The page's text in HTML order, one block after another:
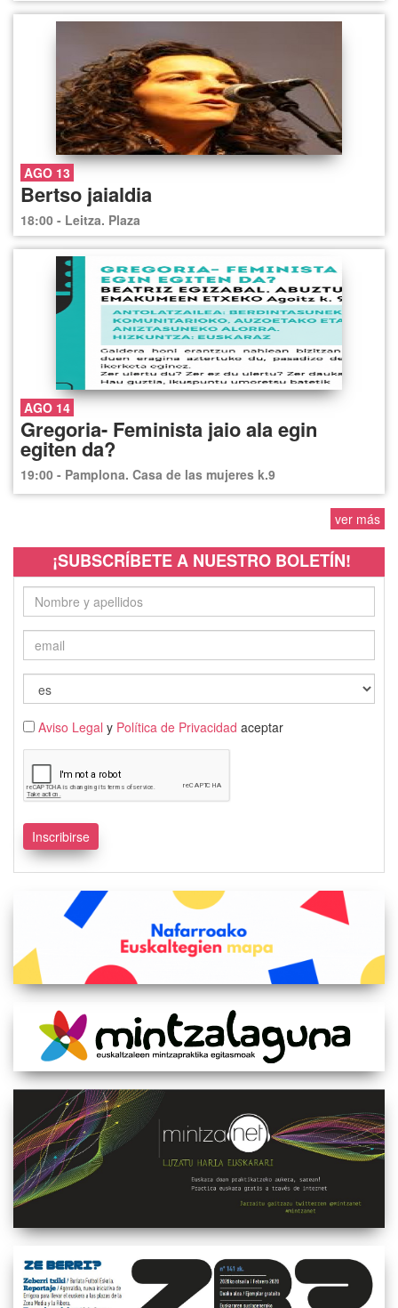
AGO 13
Bertso jaialdia
18:00 - Leitza. Plaza
AGO 14
Gregoria- Feminista jaio ala egin
egiten da?
19:00 - Pamplona. Casa de las mujeres k.9
ver más
¡SUBSCRÍBETE A NUESTRO BOLETÍN!
Aviso Legal y Política de Privacidad aceptar